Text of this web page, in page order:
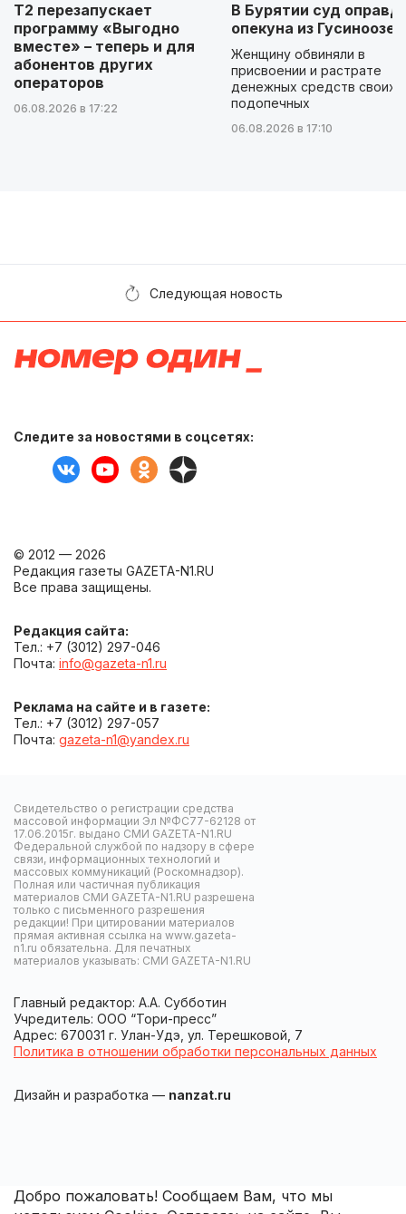
Т2 перезапускает
программу «Выгодно
вместе» – теперь и для
абонентов других
операторов
06.08.2026 в 17:22
В Бурятии суд
опекуна из
Женщину обвиняли в
присвоении и растрате
денежных средств своих
подопечных
06.08.2026 в 17:10
Следующая новость
Следите за новостями в соцсетях:
© 2012 — 2026
Редакция газеты GAZETA-N1.RU
Все права защищены.
Редакция сайта:
Тел.: +7 (3012) 297-046
Почта: info@gazeta-n1.ru
Реклама на сайте и в газете:
Тел.: +7 (3012) 297-057
Почта: gazeta-n1@yandex.ru
Свидетельство о регистрации средства
массовой информации Эл №ФС77-62128 от
17.06.2015г. выдано СМИ GAZETA-N1.RU
Федеральной службой по надзору в сфере
связи, информационных технологий и
массовых коммуникаций (Роскомнадзор).
Полная или частичная публикация
материалов СМИ GAZETA-N1.RU разрешена
только с письменного разрешения
редакции! При цитировании материалов
прямая активная ссылка на www.gazeta-
n1.ru обязательна. Для печатных
материалов указывать: СМИ GAZETA-N1.RU
Главный редактор: А.А. Субботин
Учредитель: ООО “Тори-пресс”
Адрес: 670031 г. Улан-Удэ, ул. Терешковой, 7
Политика в отношении обработки персональных данных
Дизайн и разработка — nanzat.ru
Добро пожаловать! Сообщаем Вам, что мы